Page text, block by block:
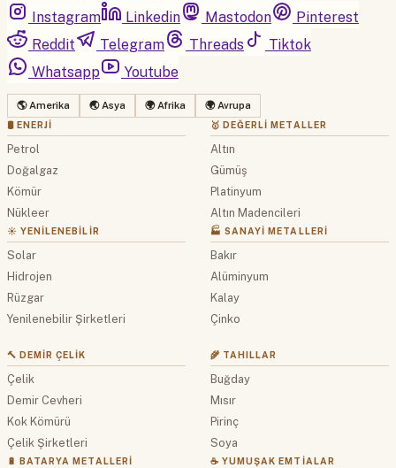
Instagram
Linkedin Mastodon
Pinterest
Reddit
Telegram Threads
Tiktok
Whatsapp
Youtube
🌎 Amerika 🌏 Asya 🌍 Afrika 🌍 Avrupa
🛢 ENERJI
Petrol
Doğalgaz
Kömür
Nükleer
☀️ YENILENEBILIR
Solar
Hidrojen
Rüzgar
Yenilenebilir Şirketleri
🥇 DEĞERLI METALLER
Altın
Gümüş
Platinyum
Altın Madencileri
🏭 SANAYI METALLERI
Bakır
Alüminyum
Kalay
Çinko
🔨 DEMIR ÇELIK
Çelik
Demir Cevheri
Kok Kömürü
Çelik Şirketleri
🔋 BATARYA METALLERI
🌾 TAHILLAR
Buğday
Mısır
Pirinç
Soya
☕ YUMUŞAK EMTIALAR